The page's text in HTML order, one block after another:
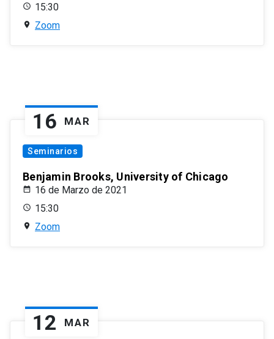
15:30
Zoom
16 MAR
Seminarios
Benjamin Brooks, University of Chicago
16 de Marzo de 2021
15:30
Zoom
12 MAR